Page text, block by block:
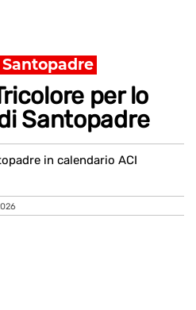
per lo
Santopadre
in calendario ACI